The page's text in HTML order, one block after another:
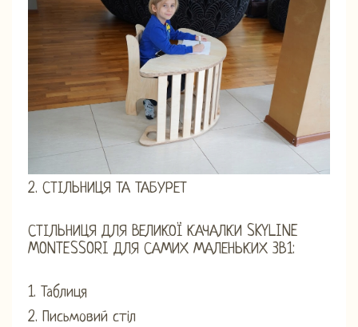
2. СТІЛЬНИЦЯ ТА ТАБУРЕТ
СТІЛЬНИЦЯ ДЛЯ ВЕЛИКОЇ КАЧАЛКИ SKYLINE
MONTESSORI ДЛЯ САМИХ МАЛЕНЬКИХ 3В1:
1. Таблиця
2. Письмовий стіл